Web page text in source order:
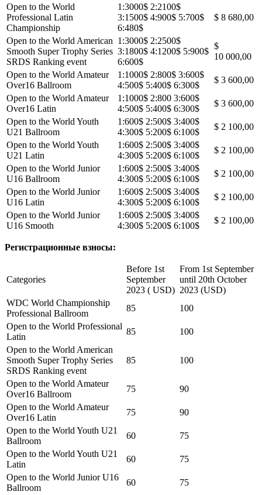
Open to the World
Professional Latin
Championship
1:3000$ 2:2100$
3:1500$ 4:900$ 5:700$
6:480$
$ 8 680,00
Open to the World American
Smooth Super Trophy Series
SRDS Ranking event
1:3000$ 2:2500$
3:1800$ 4:1200$ 5:900$
6:600$
$
10 000,00
Open to the World Amateur
Over16 Ballroom
1:1000$ 2:800$ 3:600$
4:500$ 5:400$ 6:300$
$ 3 600,00
Open to the World Amateur
Over16 Latin
1:1000$ 2:800 3:600$
4:500$ 5:400$ 6:300$
$ 3 600,00
Open to the World Youth
U21 Ballroom
1:600$ 2:500$ 3:400$
4:300$ 5:200$ 6:100$
$ 2 100,00
Open to the World Youth
U21 Latin
1:600$ 2:500$ 3:400$
4:300$ 5:200$ 6:100$
$ 2 100,00
Open to the World Junior
U16 Ballroom
1:600$ 2:500$ 3:400$
4:300$ 5:200$ 6:100$
$ 2 100,00
Open to the World Junior
U16 Latin
1:600$ 2:500$ 3:400$
4:300$ 5:200$ 6:100$
$ 2 100,00
Open to the World Junior
U16 Smooth
1:600$ 2:500$ 3:400$
4:300$ 5:200$ 6:100$
$ 2 100,00
Регистрационные взносы:
Categories
Before 1st
September
2023 ( USD)
From 1st September
until 20th October
2023 (USD)
WDC World Championship
Professional Ballroom
85
100
Open to the World Professional
Latin
85
100
Open to the World American
Smooth Super Trophy Series
SRDS Ranking event
85 100
Open to the World Amateur
Over16 Ballroom
75
90
Open to the World Amateur
Over16 Latin
75
90
Open to the World Youth U21
Ballroom
60
75
Open to the World Youth U21
Latin
60
75
Open to the World Junior U16
Ballroom
60
75